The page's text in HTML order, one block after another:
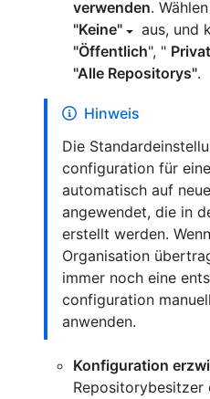
verwenden.
"Keine"
aus, und
"Öffentlich", "
"Alle Repositorys".
Hinweis
Die
configuration für
automatisch auf
angewendet, die in
erstellt werden.
Organisation
immer noch eine
configuration
anwenden.
Konfiguration
Repositorybesitzer